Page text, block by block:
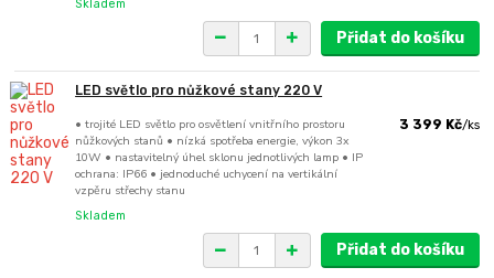
Skladem
Přidat do košíku
LED světlo pro nůžkové stany 220 V
• trojité LED světlo pro osvětlení vnitřního prostoru
nůžkových stanů • nízká spotřeba energie, výkon 3x
10W • nastavitelný úhel sklonu jednotlivých lamp • IP
ochrana: IP66 • jednoduché uchycení na vertikální
vzpěru střechy stanu
3 399 Kč/ks
Skladem
Přidat do košíku